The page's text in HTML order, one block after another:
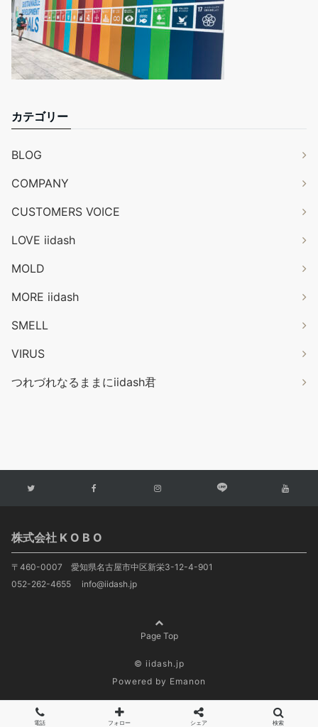
電話 フォロー シェア 検索
カテゴリー
BLOG
COMPANY
CUSTOMERS VOICE
LOVE iidash
MOLD
MORE iidash
SMELL
VIRUS
つれづれなるままにiidash君
株式会社 K O B O
〒460-0007 愛知県名古屋市中区新栄3-12-4-901
052-262-4655 info@iidash.jp
Page Top
© iidash.jp
Powered by Emanon